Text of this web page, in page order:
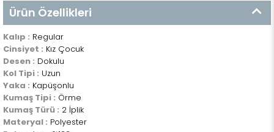
Ürün Özellikleri
Kalıp : Regular
Cinsiyet : Kız Çocuk
Desen : Dokulu
Kol Tipi : Uzun
Yaka : Kapüşonlu
Kumaş Tipi : Örme
Kumaş Türü : 2 İplik
Materyal : Polyester